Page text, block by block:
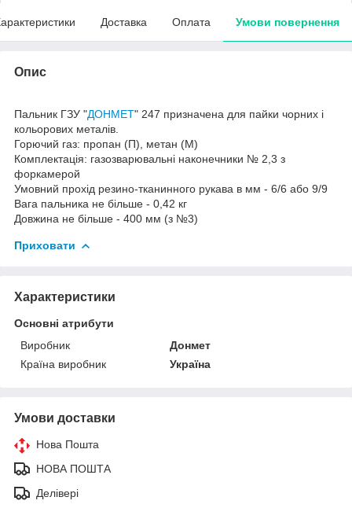
Доставка Оплата Умови повернення
Опис
Пальник ГЗУ "ДОНМЕТ" 247 призначена для пайки чорних і
кольорових металів.
Горючий газ: пропан (П), метан (М)
Комплектація: газозварювальні наконечники № 2,3 з
форкамерой
Умовний прохід резино-тканинного рукава в мм - 6/6 або 9/9
Вага пальника не більше - 0,42 кг
Довжина не більше - 400 мм (з №3)
Приховати
Характеристики
Основні атрибути
Виробник
Донмет
Країна виробник
Україна
Умови доставки
Нова Пошта
НОВА ПОШТА
Делівері